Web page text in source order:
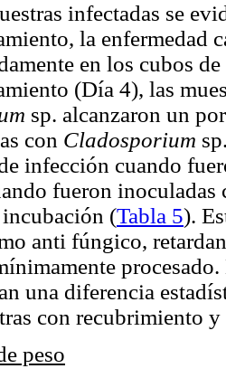
infectadas se
la enfermedad
en los cubos
(Día 4), las
sp. alcanzaron un
con Cladosporium
infección cuando
fueron inoculadas
(Tabla 5).
anti fúngico,
una diferencia
con recubrimiento
peso